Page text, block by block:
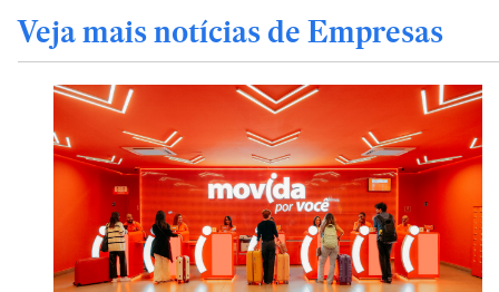
Veja mais notícias de Empresas